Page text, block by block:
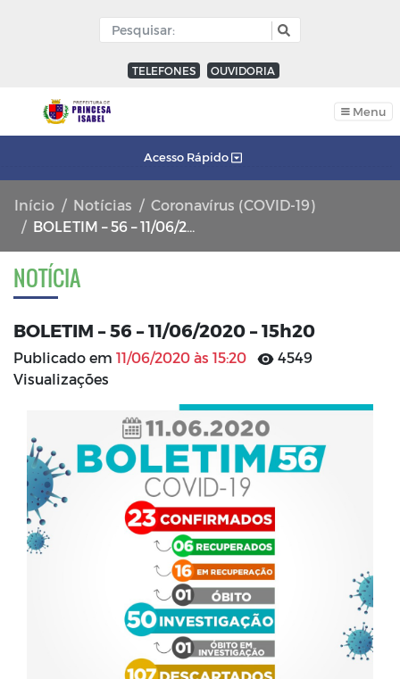
TELEFONES OUVIDORIA
Menu
Acesso Rápido
Início Notícias
Coronavírus (COVID-19)
BOLETIM – 56 – 11/06/2020 – 15h20
NOTÍCIA
BOLETIM – 56 – 11/06/2020 – 15h20
Publicado em 11/06/2020 às 15:20
4549
Visualizações